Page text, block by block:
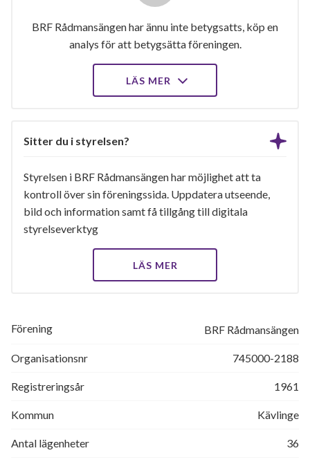
BRF Rådmansängen har ännu inte betygsatts, köp en
analys för att betygsätta föreningen.
LÄS MER
Sitter du i styrelsen?
Styrelsen i BRF Rådmansängen har möjlighet att ta
kontroll över sin föreningssida. Uppdatera utseende,
bild och information samt få tillgång till digitala
styrelseverktyg
LÄS MER
Förening BRF Rådmansängen
Organisationsnr 745000-2188
Registreringsår 1961
Kommun Kävlinge
Antal lägenheter 36